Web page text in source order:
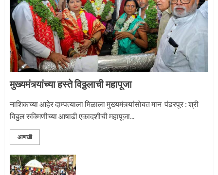
3
मुख्यमंत्र्यांच्या हस्ते विठ्ठलाची महापूजा
नाशिकच्या आहेर दाम्पत्याला मिळाला मुख्यमंत्र्यांसोबत मान पंढरपूर : श्री
विठ्ठल रुक्मिणीच्या आषाढी एकादशीची महापूजा...
आणखी